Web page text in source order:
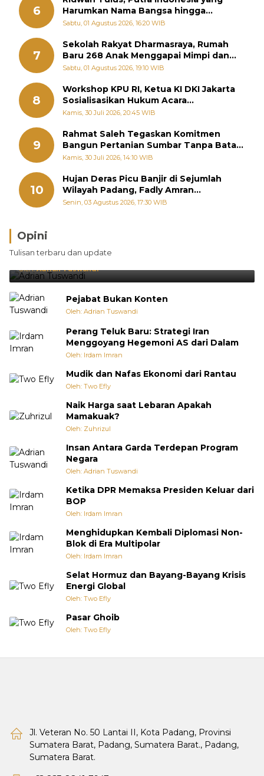
6
Harumkan Nama Bangsa hingga
Diabadikan dalam Buku Jepang
Sabtu, 01 Agustus 2026, 16:20 WIB
7
Sekolah Rakyat Dharmasraya, Rumah
Baru 268 Anak Menggapai Mimpi dan
Memutus Rantai Kemiskinan
Sabtu, 01 Agustus 2026, 19:10 WIB
8
Workshop KPU RI, Ketua KI DKI Jakarta
Sosialisasikan Hukum Acara
Penyelesaian Sengketa Informasi Publik
Kamis, 30 Juli 2026, 20:45 WIB
9
Rahmat Saleh Tegaskan Komitmen
Bangun Pertanian Sumbar Tanpa Batas
Wilayah Dapil
Kamis, 30 Juli 2026, 14:10 WIB
10
Hujan Deras Picu Banjir di Sejumlah
Wilayah Padang, Fadly Amran
Perintahkan OPD Siaga
Senin, 03 Agustus 2026, 17:30 WIB
Opini
Tulisan terbaru dan update
Brasil Lebih Diunggulkan, tetapi Jepang Selalu
Punya Cara Membuat Kejutan
Oleh:Adrian Tuswandi
Pejabat Bukan Konten
Oleh: Adrian Tuswandi
Perang Teluk Baru: Strategi Iran
Menggoyang Hegemoni AS dari Dalam
Oleh: Irdam Imran
Mudik dan Nafas Ekonomi dari Rantau
Oleh: Two Efly
Naik Harga saat Lebaran Apakah
Mamakuak?
Oleh: Zuhrizul
Insan Antara Garda Terdepan Program
Negara
Oleh: Adrian Tuswandi
Ketika DPR Memaksa Presiden Keluar dari
BOP
Oleh: Irdam Imran
Menghidupkan Kembali Diplomasi Non-
Blok di Era Multipolar
Oleh: Irdam Imran
Selat Hormuz dan Bayang-Bayang Krisis
Energi Global
Oleh: Two Efly
Pasar Ghoib
Oleh: Two Efly
Jl. Veteran No. 50 Lantai II, Kota Padang, Provinsi
Sumatera Barat, Padang, Sumatera Barat., Padang,
Sumatera Barat.